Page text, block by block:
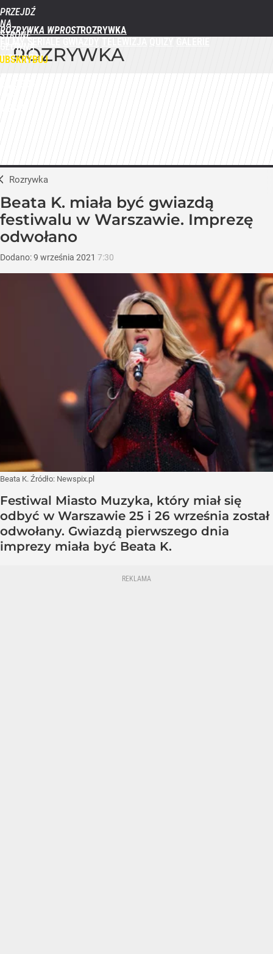
PRZEJDŹ
NA
STRONĘ
GŁÓWNĄ
WPROST.PL
ROZRYWKA WPROST
ROZRYWKA
Rozrywka
Beata K. miała być gwiazdą
festiwalu w Warszawie. Imprezę
odwołano
Dodano:9 września 2021 7:30
Beata K. Źródło: Newspix.pl
Festiwal Miasto Muzyka, który miał się
odbyć w Warszawie 25 i 26 września został
odwołany. Gwiazdą pierwszego dnia
imprezy miała być Beata K.